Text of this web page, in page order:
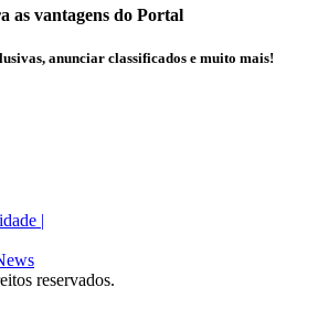
as vantagens do Portal
anunciar classificados e muito mais!
|
reservados.